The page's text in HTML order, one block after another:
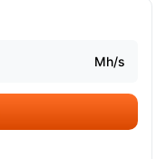
Mh/s